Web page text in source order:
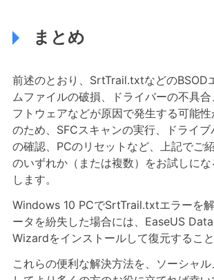
まとめ
前述のとおり、SrtTrail.txtなどのBSOD
ムファイルの破損、ドライバーの不具
フトウェアなどが原因で発生する可能
のため、SFCスキャンの実行、ドライ
の確認、PCのリセットなど、上記でご
のいずれか（または複数）をお試しに
します。
Windows 10 PCでSrtTrail.txtエラーを
ータを紛失した場合には、EaseUS
Wizardをインストールして復元すること
これらの便利な解決方法を、ソーシャ